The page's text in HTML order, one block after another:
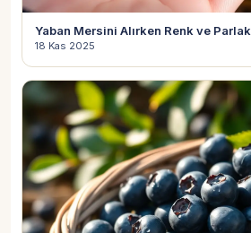
Yaban Mersini Alırken Renk ve
18 Kas 2025